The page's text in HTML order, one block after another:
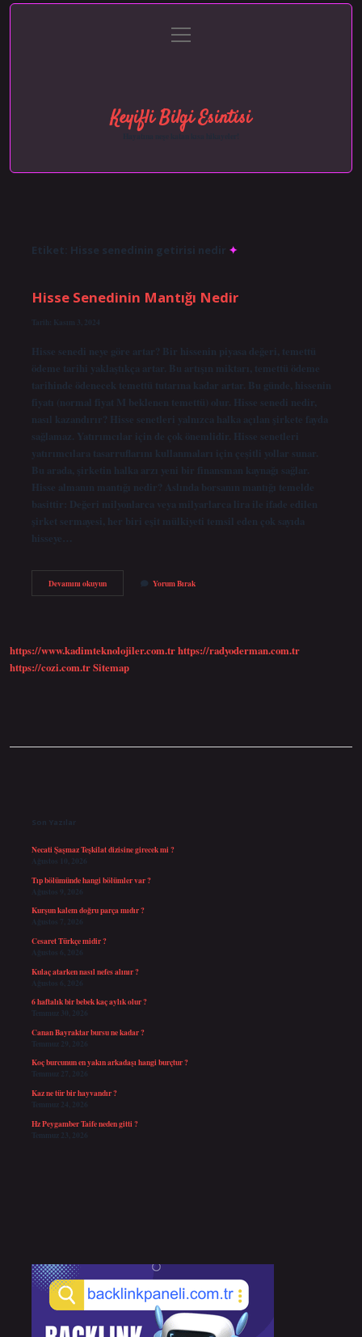
Gizlilik Politikası
menüyü
aç
Keyifli Bilgi Esintisi
Hayatına neşe katan kısa hikayeler!
Etiket: Hisse senedinin getirisi nedir
Hisse Senedinin Mantığı Nedir
Tarih: Kasım 3, 2024
Hisse senedi neye göre artar? Bir hissenin piyasa değeri, temettü
ödeme tarihi yaklaştıkça artar. Bu artışın miktarı, temettü ödeme
tarihinde ödenecek temettü tutarına kadar artar. Bu günde, hissenin
fiyatı (normal fiyat M beklenen temettü) olur. Hisse senedi nedir,
nasıl kazandırır? Hisse senetleri yalnızca halka açılan şirkete fayda
sağlamaz. Yatırımcılar için de çok önemlidir. Hisse senetleri
yatırımcılara tasarruflarını kullanmaları için çeşitli yollar sunar.
Bu arada, şirketin halka arzı yeni bir finansman kaynağı sağlar.
Hisse almanın mantığı nedir? Aslında borsanın mantığı temelde
basittir: Değeri milyonlarca veya milyarlarca lira ile ifade edilen
şirket sermayesi, her biri eşit mülkiyeti temsil eden çok sayıda
hisseye…
Devamını okuyunHisse
Senedinin
Yorum Bırak
https://www.kadimteknolojiler.com.trhttps://radyoderman.com.tr
https://cozi.com.trSitemap
Son Yazılar
Necati Şaşmaz Teşkilat dizisine girecek mi ?
Ağustos 10, 2026
Tıp bölümünde hangi bölümler var ?
Ağustos 9, 2026
Kurşun kalem doğru parça mıdır ?
Ağustos 7, 2026
Cesaret Türkçe midir ?
Ağustos 6, 2026
Kulaç atarken nasıl nefes alınır ?
Ağustos 6, 2026
6 haftalık bir bebek kaç aylık olur ?
Temmuz 30, 2026
Canan Bayraktar bursu ne kadar ?
Temmuz 29, 2026
Koç burcunun en yakın arkadaşı hangi burçtur ?
Temmuz 27, 2026
Kaz ne tür bir hayvandır ?
Temmuz 24, 2026
Hz Peygamber Taife neden gitti ?
Temmuz 23, 2026